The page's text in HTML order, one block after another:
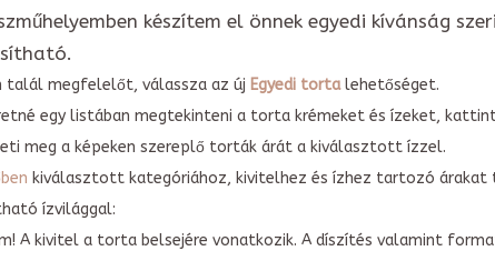
készítem el önnek egyedi kívánság
talál megfelelőt, válassza az új Egyedi tortalehetőséget.
egy listában megtekinteni a torta krémeket és ízeket,
meg a képeken szereplő torták árát a kiválasztott ízzel.
kiválasztott kategóriához, kivitelhez és ízhez tartozó árakat
ízvilággal:
A kivitel a torta belsejére vonatkozik. A díszítés valamint